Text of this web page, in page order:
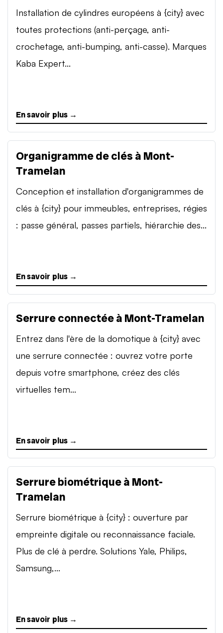
Installation de cylindres européens à {city} avec
toutes protections (anti-perçage, anti-
crochetage, anti-bumping, anti-casse). Marques
Kaba Expert...
En savoir plus →
Organigramme de clés à Mont-
Tramelan
Conception et installation d'organigrammes de
clés à {city} pour immeubles, entreprises, régies
: passe général, passes partiels, hiérarchie des...
En savoir plus →
Serrure connectée à Mont-Tramelan
Entrez dans l'ère de la domotique à {city} avec
une serrure connectée : ouvrez votre porte
depuis votre smartphone, créez des clés
virtuelles tem...
En savoir plus →
Serrure biométrique à Mont-
Tramelan
Serrure biométrique à {city} : ouverture par
empreinte digitale ou reconnaissance faciale.
Plus de clé à perdre. Solutions Yale, Philips,
Samsung,...
En savoir plus →